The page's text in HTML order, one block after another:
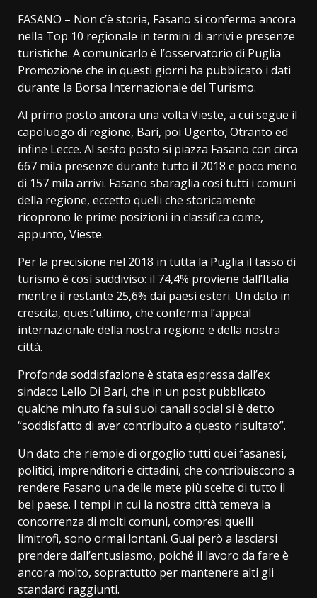
FASANO – Non c’è storia, Fasano si conferma ancora
nella Top 10 regionale in termini di arrivi e presenze
turistiche. A comunicarlo è l’osservatorio di Puglia
Promozione che in questi giorni ha pubblicato i dati
durante la Borsa Internazionale del Turismo.
Al primo posto ancora una volta Vieste, a cui segue il
capoluogo di regione, Bari, poi Ugento, Otranto ed
infine Lecce. Al sesto posto si piazza Fasano con circa
667 mila presenze durante tutto il 2018 e poco meno
di 157 mila arrivi. Fasano sbaraglia così tutti i comuni
della regione, eccetto quelli che storicamente
ricoprono le prime posizioni in classifica come,
appunto, Vieste.
Per la precisione nel 2018 in tutta la Puglia il tasso di
turismo è così suddiviso: il 74,4% proviene dall’Italia
mentre il restante 25,6% dai paesi esteri. Un dato in
crescita, quest’ultimo, che conferma l’appeal
internazionale della nostra regione e della nostra
città.
Profonda soddisfazione è stata espressa dall’ex
sindaco Lello Di Bari, che in un post pubblicato
qualche minuto fa sui suoi canali social si è detto
“soddisfatto di aver contribuito a questo risultato”.
Un dato che riempie di orgoglio tutti quei fasanesi,
politici, imprenditori e cittadini, che contribuiscono a
rendere Fasano una delle mete più scelte di tutto il
bel paese. I tempi in cui la nostra città temeva la
concorrenza di molti comuni, compresi quelli
limitrofi, sono ormai lontani. Guai però a lasciarsi
prendere dall’entusiasmo, poiché il lavoro da fare è
ancora molto, soprattutto per mantenere alti gli
standard raggiunti.